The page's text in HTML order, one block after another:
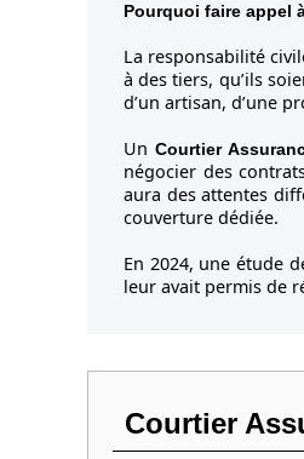
Pourquoi faire appel
La responsabilité
à des tiers, qu’ils
d’un artisan, d’une
UnCourtier
négocier des
aura des attentes
couverture dédiée.
En 2024, une étude
leur avait permis de
Courtier